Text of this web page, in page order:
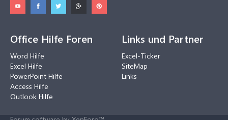
Office Hilfe Foren
Word Hilfe
Excel Hilfe
PowerPoint Hilfe
Access Hilfe
Outlook Hilfe
Links und Partner
Excel-Ticker
SiteMap
Links